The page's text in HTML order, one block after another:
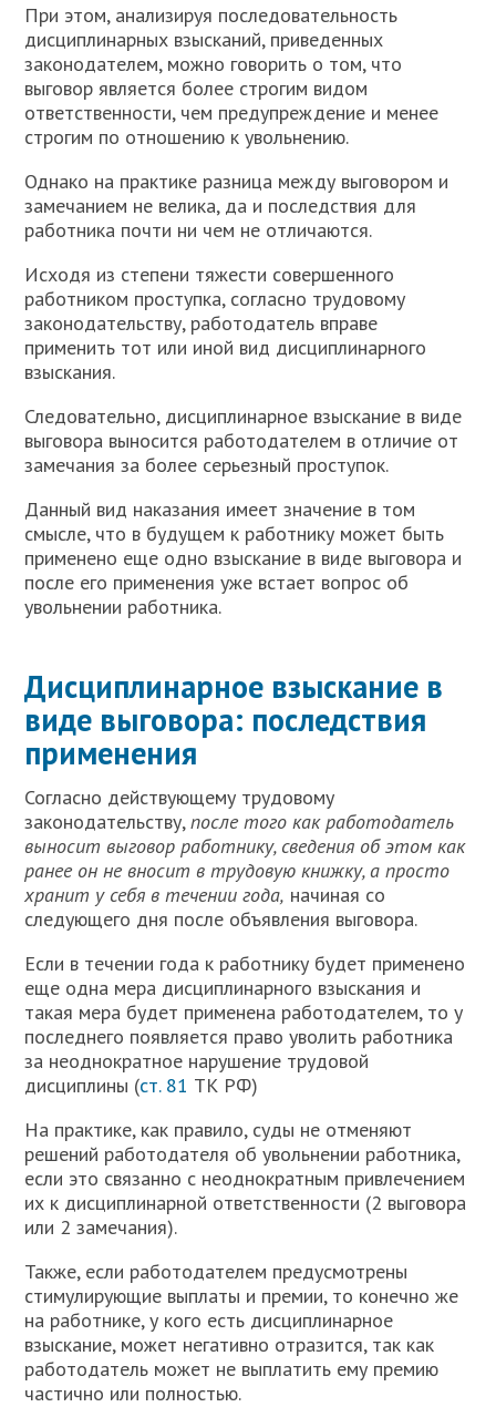
При этом, анализируя последовательность
дисциплинарных взысканий, приведенных
законодателем, можно говорить о том, что
выговор является более строгим видом
ответственности, чем предупреждение и менее
строгим по отношению к увольнению.
Однако на практике разница между выговором и
замечанием не велика, да и последствия для
работника почти ни чем не отличаются.
Исходя из степени тяжести совершенного
работником проступка, согласно трудовому
законодательству, работодатель вправе
применить тот или иной вид дисциплинарного
взыскания.
Следовательно, дисциплинарное взыскание в виде
выговора выносится работодателем в отличие от
замечания за более серьезный проступок.
Данный вид наказания имеет значение в том
смысле, что в будущем к работнику может быть
применено еще одно взыскание в виде выговора и
после его применения уже встает вопрос об
увольнении работника.
Дисциплинарное взыскание в
виде выговора: последствия
применения
Согласно действующему трудовому
законодательству,после того как работодатель
выносит выговор работнику, сведения об этом как
ранее он не вносит в трудовую книжку, а просто
хранит у себя в течении года, начиная со
следующего дня после объявления выговора.
Если в течении года к работнику будет применено
еще одна мера дисциплинарного взыскания и
такая мера будет применена работодателем, то у
последнего появляется право уволить работника
за неоднократное нарушение трудовой
дисциплины (ст. 81 ТК РФ)
На практике, как правило, суды не отменяют
решений работодателя об увольнении работника,
если это связанно с неоднократным привлечением
их к дисциплинарной ответственности (2 выговора
или 2 замечания).
Также, если работодателем предусмотрены
стимулирующие выплаты и премии, то конечно же
на работнике, у кого есть дисциплинарное
взыскание, может негативно отразится, так как
работодатель может не выплатить ему премию
частично или полностью.